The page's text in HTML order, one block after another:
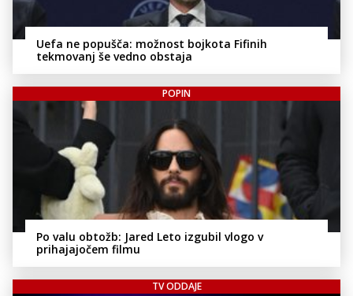
Uefa ne popušča: možnost bojkota Fifinih
tekmovanj še vedno obstaja
POPIN
Po valu obtožb: Jared Leto izgubil vlogo v
prihajajočem filmu
TV ODDAJE